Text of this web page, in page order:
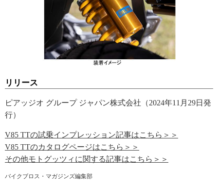
リリース
ピアッジオ グループ ジャパン株式会社（2024年11月29日発
行）
V85 TTの試乗インプレッション記事はこちら＞＞
V85 TTのカタログページはこちら＞＞
その他モトグッツィに関する記事はこちら＞＞
バイクブロス・マガジンズ編集部